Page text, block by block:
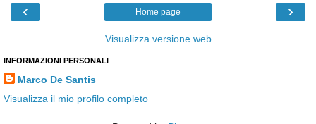
‹ ›
Home page
Visualizza versione web
INFORMAZIONI PERSONALI
Marco De Santis
Visualizza il mio profilo completo